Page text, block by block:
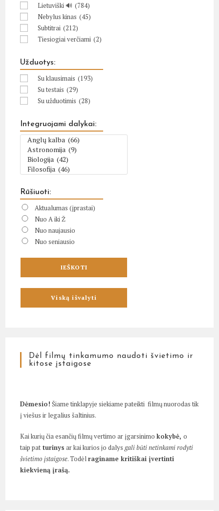
Lietuviški 🔊 (784)
Nebylus kinas (45)
Subtitrai (212)
Tiesiogiai verčiami (2)
Užduotys:
Su klausimais (193)
Su testais (29)
Su užduotimis (28)
Integruojami dalykai:
Rūšiuoti:
Aktualumas (įprastai)
Nuo A iki Ž
Nuo naujausio
Nuo seniausio
Dėl filmų tinkamumo naudoti švietimo ir
kitose įstaigose
Dėmesio! Šiame tinklapyje siekiame pateikti filmų nuorodas tik
į viešus ir legalius šaltinius.
Kai kurių čia esančių filmų vertimo ar įgarsinimokokybė,o
taip pat turinys ar kai kurios jo dalysgali būti netinkami rodyti
švietimo įstaigose. Todėlraginame kritiškai įvertinti
kiekvieną įrašą.